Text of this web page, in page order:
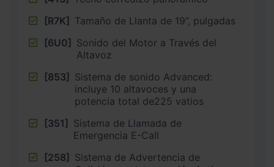
[R7K]
Tamaño de Llanta de 19”, pulgadas
[6U0] Sonido del Motor a Través del
Altavoz
[853] Sistema de sonido Advanced:
incluye 10 altavoces y una
potencia total de225 vatios
[351] Sistema de Llamada de
Emergencia E-Call
[258] Sistema de Advertencia de